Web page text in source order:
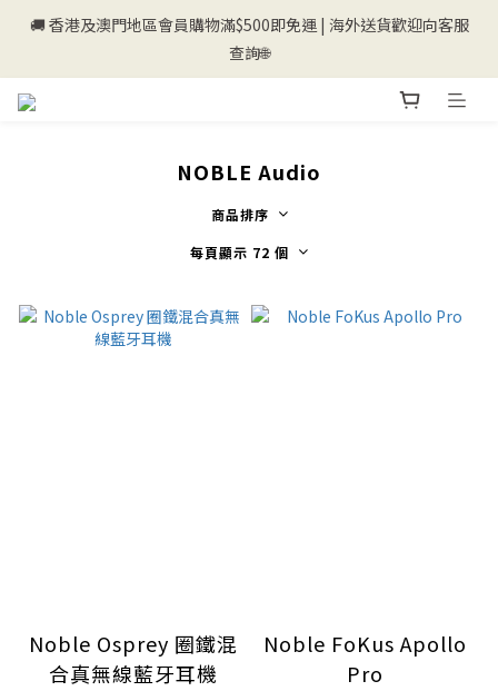
💰新登記會員即送50購物金💰
🚚 香港及澳門地區會員購物滿$500即免運 | 海外送貨歡迎向客服
查詢🌐
NOBLE Audio
商品排序
每頁顯示 72 個
Noble Osprey 圈鐵混
合真無線藍牙耳機
Noble FoKus Apollo
Pro